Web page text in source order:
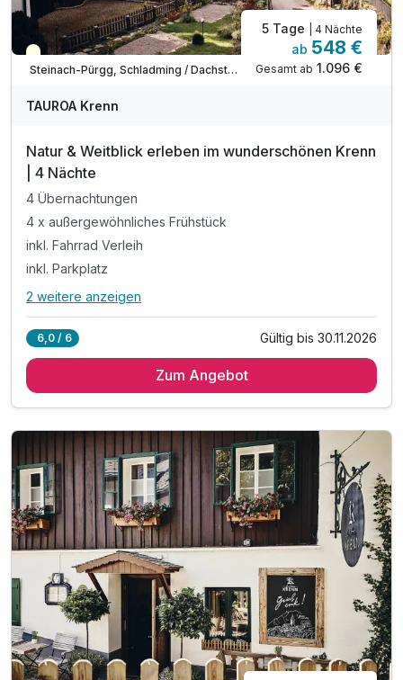
Teilweise ausgelastet
Steinach-Pürgg, Schladming / Dachstein
5 Tage | 4 Nächte
ab 548 €
Gesamt ab 1.096 €
TAUROA Krenn
Natur & Weitblick erleben im wunderschönen Krenn
| 4 Nächte
4 Übernachtungen
4 x außergewöhnliches Frühstück
inkl. Fahrrad Verleih
inkl. Parkplatz
Alle Inklusivleistungen
4 x außergewöhnliches Frühstück
inkl. Bademantel, Hausschuhe & Handtücher
inkl. WLAN
2 weitere anzeigen
6,0 / 6 Gültig bis 30.11.2026
Zum Angebot